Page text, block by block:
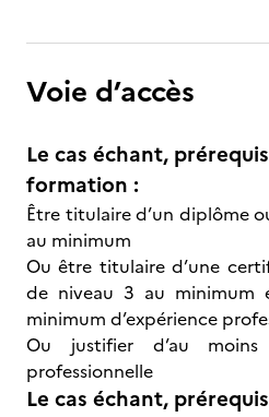
Voie d’accès
Le cas échant,
formation :
Être titulaire d’un diplôme
au minimum
Ou être titulaire d’une
de niveau 3 au minimum
minimum d’expérience
Ou justifier d’au moins
professionnelle
Le cas échant,